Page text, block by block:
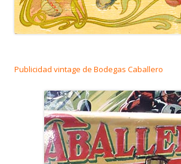
Publicidad vintage de Bodegas Caballero